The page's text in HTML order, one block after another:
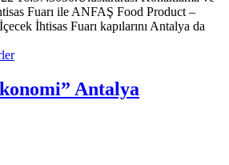
Fuarı ile ANFAŞ Food Product –
İhtisas Fuarı kapılarını Antalya da
Antalya